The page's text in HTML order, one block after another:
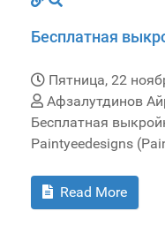
Бесплатная
Пятница, 22
Афзалутдинов
Бесплатная
Paintyeedesigns
Read More